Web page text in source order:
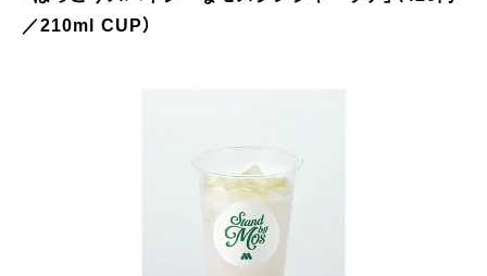
／210ml CUP）